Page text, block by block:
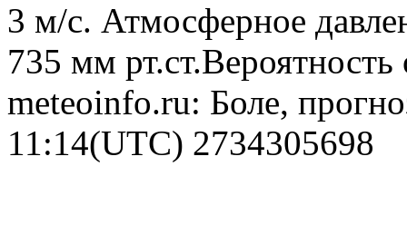
3 м/с. Атмосферное
735 мм рт.ст.Вероятность
meteoinfo.ru: Боле,
11:14(UTC) 2734305698